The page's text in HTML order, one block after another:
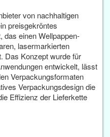
von nachhaltigen
preisgekröntes
das einen Wellpappen-
lasermarkierten
Das Konzept wurde für
entwickelt, lässt
Verpackungsformaten
Verpackungsdesign die
Effizienz der Lieferkette